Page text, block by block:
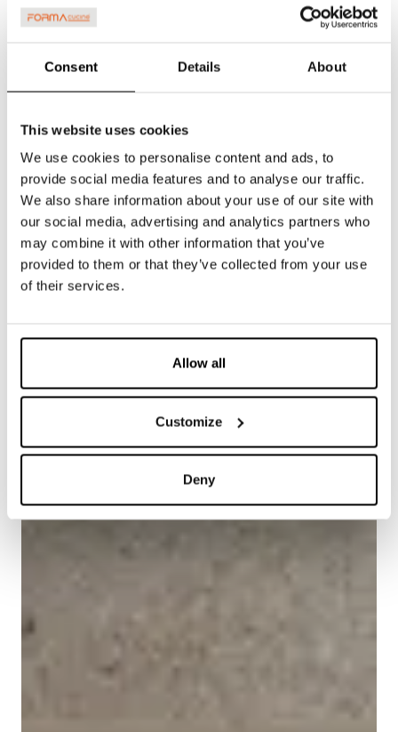
Consent Details About
This website uses cookies
We use cookies to personalise content and ads, to
provide social media features and to analyse our traffic.
We also share information about your use of our site with
our social media, advertising and analytics partners who
may combine it with other information that you’ve
provided to them or that they’ve collected from your use
of their services.
Allow all
Customize
Deny